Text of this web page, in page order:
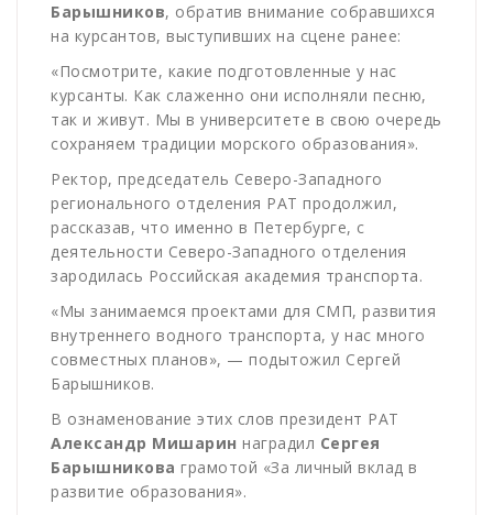
Барышников, обратив внимание собравшихся
на курсантов, выступивших на сцене ранее:
«Посмотрите, какие подготовленные у нас
курсанты. Как слаженно они исполняли песню,
так и живут. Мы в университете в свою очередь
сохраняем традиции морского образования».
Ректор, председатель Северо-Западного
регионального отделения РАТ продолжил,
рассказав, что именно в Петербурге, с
деятельности Северо-Западного отделения
зародилась Российская академия транспорта.
«Мы занимаемся проектами для СМП, развития
внутреннего водного транспорта, у нас много
совместных планов», — подытожил Сергей
Барышников.
В ознаменование этих слов президент РАТ
Александр Мишарин наградил Сергея
Барышникова грамотой «За личный вклад в
развитие образования».